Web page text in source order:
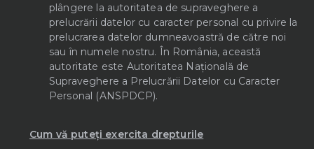
plângere la autoritatea de supraveghere a
prelucrării datelor cu caracter personal cu privire la
prelucrarea datelor dumneavoastră de către noi
sau în numele nostru. În România, această
autoritate este Autoritatea Națională de
Supraveghere a Prelucrării Datelor cu Caracter
Personal (ANSPDCP).
Cum vă puteți exercita drepturile